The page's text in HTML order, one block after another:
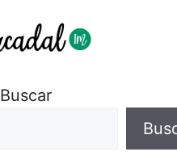
Buscar